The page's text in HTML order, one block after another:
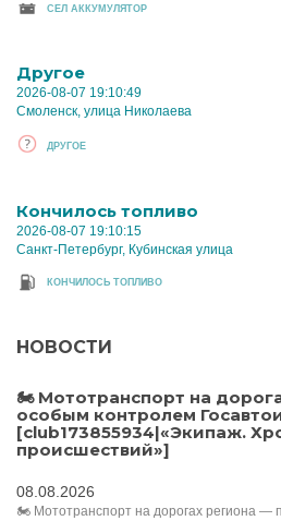
CЕЛ АККУМУЛЯТОР
Другое
2026-08-07 19:10:49
Смоленск, улица Николаева
ДРУГОЕ
Кончилось топливо
2026-08-07 19:10:15
Санкт-Петербург, Кубинская улица
КОНЧИЛОСЬ ТОПЛИВО
НОВОСТИ
🏍️ Мототранспорт на
особым контролем
[club173855934|«Экипаж.
происшествий»]
08.08.2026
🏍️ Мототранспорт на дорогах региона —